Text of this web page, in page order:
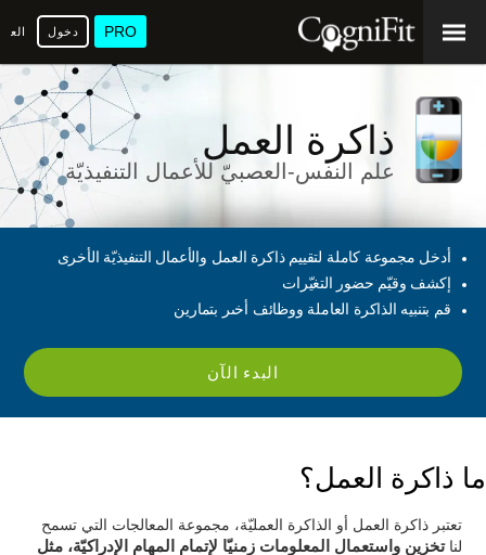
PRO دخول
ذاكرة العمل
علم النفس-العصبيّ للأعمال التنفيذيّة
أدخل مجموعة كاملة لتقييم ذاكرة العمل والأعمال التنفيذيّة الأخرى
إكشف وقيّم حضور التغيّرات
قم بتنبيه الذاكرة العاملة ووظائف أخىر بتمارين
البدء الآن
ما ذاكرة العمل؟
تعتبر ذاكرة العمل أو الذاكرة العمليّة، مجموعة المعالجات التي تسمح
لناتخزين واستعمال المعلومات زمنيّا لإتمام المهام الإدراكيّة، مثل